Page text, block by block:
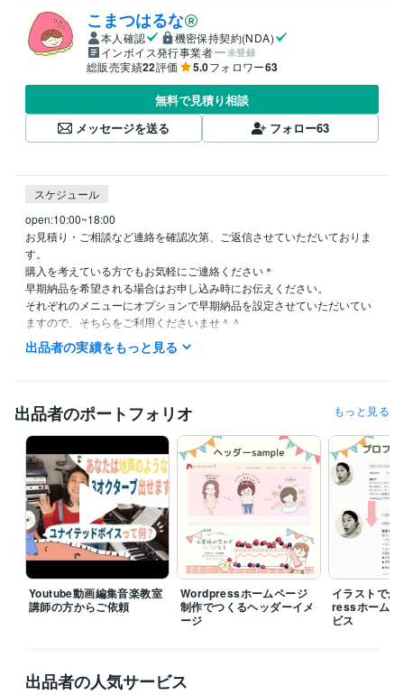
こまつはるな
本人確認
機密保持契約(NDA)
インボイス発行事業者
未登録
総販売実績22評価 5.0フォロワー63
無料で見積り相談
メッセージを送る
フォロー63
スケジュール
open:10:00~18:00
お見積り・ご相談など連絡を確認次第、ご返信させていただいておりま
す。
購入を考えている方でもお気軽にご連絡ください＊
早期納品を希望される場合はお申し込み時にお伝えください。
それぞれのメニューにオプションで早期納品を設定させていただいてい
資格・検定
漢字検定２級 取得年 : 2013年
得意分野
イラスト作成・漫画制作
心がゆるまるイラスト・漫画作成が得意で
す
ビジネス
出品者の実績をもっと見る
出品者のポートフォリオ もっと見る
Youtube動画編集音楽教室
講師の方からご依頼
Wordpressホームページ
制作でつくるヘッダーイメ
ージ
イラストで
ressホームペ
ビス
出品者の人気サービス